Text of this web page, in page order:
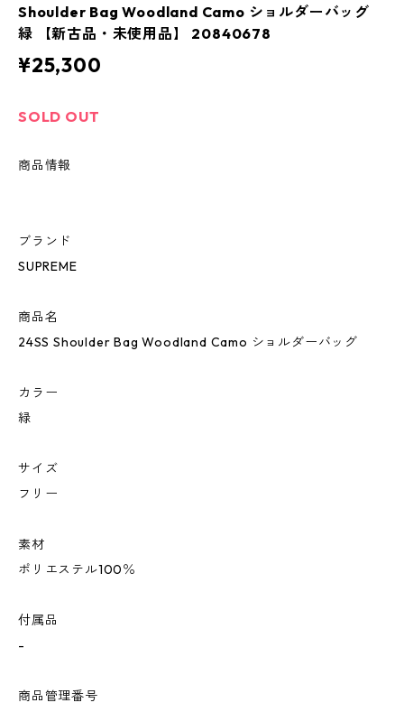
Shoulder Bag Woodland Camo ショルダーバッグ
緑 【新古品・未使用品】 20840678
¥25,300
SOLD OUT
商品情報
ブランド
SUPREME
商品名
24SS Shoulder Bag Woodland Camo ショルダーバッグ
カラー
緑
サイズ
フリー
素材
ポリエステル100％
付属品
-
商品管理番号